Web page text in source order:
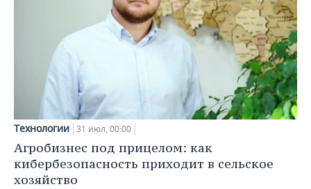
Технологии 31 июл, 00:00
Агробизнес под прицелом: как
кибербезопасность приходит в сельское
хозяйство